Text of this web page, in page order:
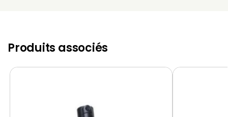
MIELE
MIELE ACTIVE HEPA S578
MIELE
MIELE AIR CLEAN
Produits associés